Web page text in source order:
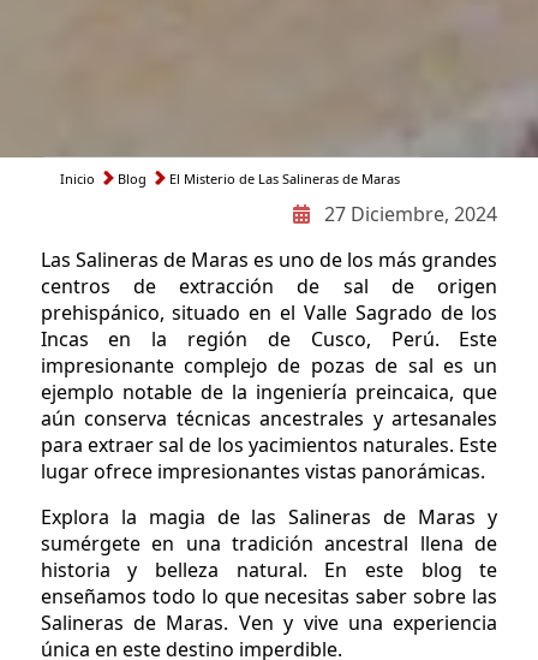
navegación
Inicio Blog El Misterio de Las Salineras de Maras
27 Diciembre, 2024
Las Salineras de Maras es uno de los más grandes
centros de extracción de sal de origen
prehispánico, situado en el Valle Sagrado de los
Incas en la región de Cusco, Perú. Este
impresionante complejo de pozas de sal es un
ejemplo notable de la ingeniería preincaica, que
aún conserva técnicas ancestrales y artesanales
para extraer sal de los yacimientos naturales. Este
lugar ofrece impresionantes vistas panorámicas.
Explora la magia de las Salineras de Maras y
sumérgete en una tradición ancestral llena de
historia y belleza natural. En este blog te
enseñamos todo lo que necesitas saber sobre las
Salineras de Maras. Ven y vive una experiencia
única en este destino imperdible.